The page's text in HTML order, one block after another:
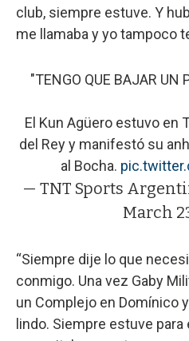
club, siempre estuve. Y
me llamaba y yo tampoco
"TENGO QUE BAJAR UN
El Kun Agüero estuvo en
del Rey y manifestó su
al Bocha.
— TNT Sports
March
“Siempre dije lo que
conmigo. Una vez Gaby
un Complejo en Domínico
lindo. Siempre estuve para